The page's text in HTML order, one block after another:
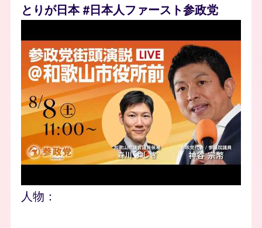
とりが日本 #日本人ファースト参政党
人物：